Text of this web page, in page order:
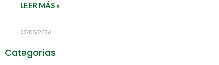
LEER MÁS »
07/08/2026
Categorías